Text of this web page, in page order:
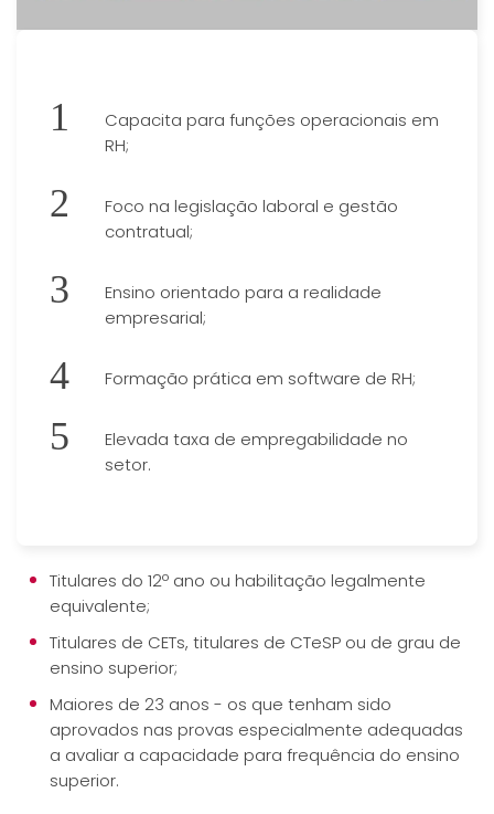
Capacita para funções operacionais em
RH;
Foco na legislação laboral e gestão
contratual;
Ensino orientado para a realidade
empresarial;
Formação prática em software de RH;
Elevada taxa de empregabilidade no
setor.
Titulares do 12º ano ou habilitação legalmente
equivalente;
Titulares de CETs, titulares de CTeSP ou de grau de
ensino superior;
Maiores de 23 anos - os que tenham sido
aprovados nas provas especialmente adequadas
a avaliar a capacidade para frequência do ensino
superior.